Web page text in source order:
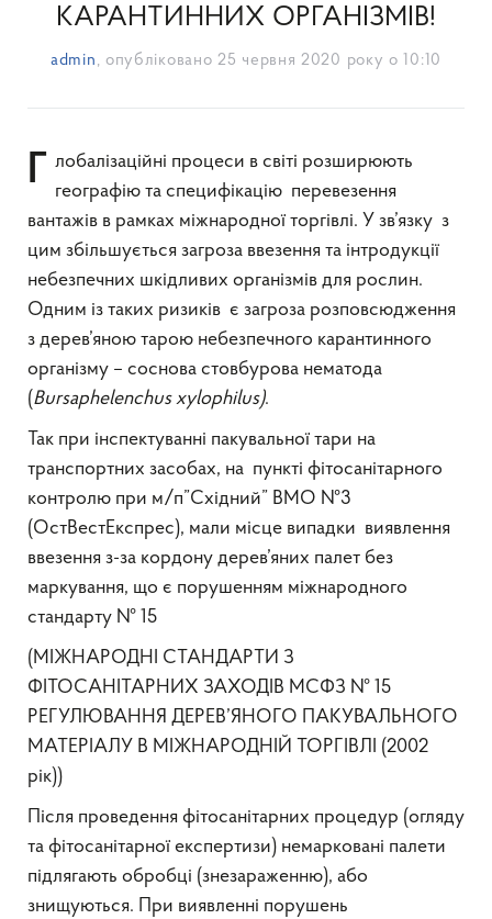
КАРАНТИННИХ ОРГАНІЗМІВ!
admin , опубліковано 25 червня 2020 року о 10:10
Глобалізаційні процеси в світі розширюють
географію та специфікацію перевезення
вантажів в рамках міжнародної торгівлі. У зв’язку з
цим збільшується загроза ввезення та інтродукції
небезпечних шкідливих організмів для рослин.
Одним із таких ризиків є загроза розповсюдження
з дерев’яною тарою небезпечного карантинного
організму – соснова стовбурова нематода
(Bursaphelenchus xylophilus).
Так при інспектуванні пакувальної тари на
транспортних засобах, на пункті фітосанітарного
контролю при м/п”Cхідний” ВМО №3
(ОстВестЕкспрес), мали місце випадки виявлення
ввезення з-за кордону дерев’яних палет без
маркування, що є порушенням міжнародного
стандарту № 15
(МІЖНАРОДНІ СТАНДАРТИ З
ФІТОСАНІТАРНИХ ЗАХОДІВ МСФЗ № 15
РЕГУЛЮВАННЯ ДЕРЕВ’ЯНОГО ПАКУВАЛЬНОГО
МАТЕРІАЛУ В МІЖНАРОДНІЙ ТОРГІВЛІ (2002
рік))
Після проведення фітосанітарних процедур (огляду
та фітосанітарної експертизи) немарковані палети
підлягають обробці (знезараженню), або
знищуються. При виявленні порушень